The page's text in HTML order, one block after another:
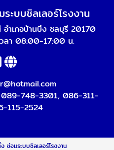
บบชิลเลอร์โรงงาน
ำเภอบ้านบึง ชลบุรี 20170
ลา 08:00-17:00 น.
089-748-3301, 086-311-
115-2524
อมระบบชิลเลอร์โรงงาน